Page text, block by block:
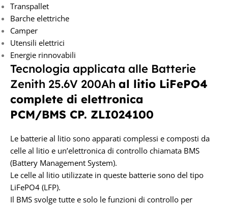
Transpallet
Barche elettriche
Camper
Utensili elettrici
Energie rinnovabili
Tecnologia applicata alle Batterie
Zenith 25.6V 200Ah al litio LiFePO4
complete di elettronica
PCM/BMS CP. ZLI024100
Le batterie al litio sono apparati complessi e composti da
celle al litio e un’elettronica di controllo chiamata BMS
(Battery Management System).
Le celle al litio utilizzate in queste batterie sono del tipo
LiFePO4 (LFP).
Il BMS svolge tutte e solo le funzioni di controllo per